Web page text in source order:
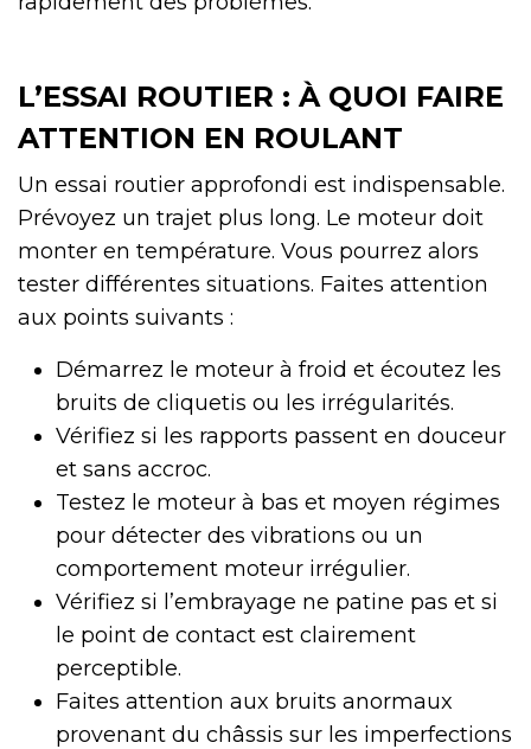
L’ESSAI ROUTIER : À QUOI FAIRE
ATTENTION EN ROULANT
Un essai routier approfondi est indispensable.
Prévoyez un trajet plus long. Le moteur doit
monter en température. Vous pourrez alors
tester différentes situations. Faites attention
aux points suivants :
Démarrez le moteur à froid et écoutez les
bruits de cliquetis ou les irrégularités.
Vérifiez si les rapports passent en douceur
et sans accroc.
Testez le moteur à bas et moyen régimes
pour détecter des vibrations ou un
comportement moteur irrégulier.
Vérifiez si l’embrayage ne patine pas et si
le point de contact est clairement
perceptible.
Faites attention aux bruits anormaux
provenant du châssis sur les imperfections